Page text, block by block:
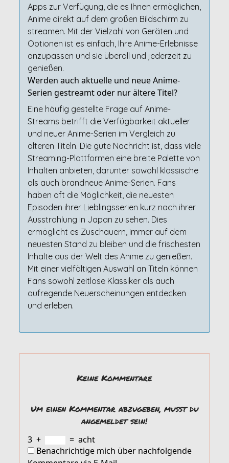
Apps zur Verfügung, die es Ihnen ermöglichen,
Anime direkt auf dem großen Bildschirm zu
streamen. Mit der Vielzahl von Geräten und
Optionen ist es einfach, Ihre Anime-Erlebnisse
anzupassen und sie überall und jederzeit zu
genießen.
Werden auch aktuelle und neue Anime-
Serien gestreamt oder nur ältere Titel?
Eine häufig gestellte Frage auf Anime-
Streams betrifft die Verfügbarkeit aktueller
und neuer Anime-Serien im Vergleich zu
älteren Titeln. Die gute Nachricht ist, dass viele
Streaming-Plattformen eine breite Palette von
Inhalten anbieten, darunter sowohl klassische
als auch brandneue Anime-Serien. Fans
haben oft die Möglichkeit, die neuesten
Episoden ihrer Lieblingsserien kurz nach ihrer
Ausstrahlung in Japan zu sehen. Dies
ermöglicht es Zuschauern, immer auf dem
neuesten Stand zu bleiben und die frischesten
Inhalte aus der Welt des Anime zu genießen.
Mit einer vielfältigen Auswahl an Titeln können
Fans sowohl zeitlose Klassiker als auch
aufregende Neuerscheinungen entdecken
und erleben.
Keine Kommentare
Um einen Kommentar abzugeben, musst du
angemeldet sein!
3 + = acht
Benachrichtige mich über nachfolgende